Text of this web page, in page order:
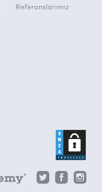
Referanslarımız